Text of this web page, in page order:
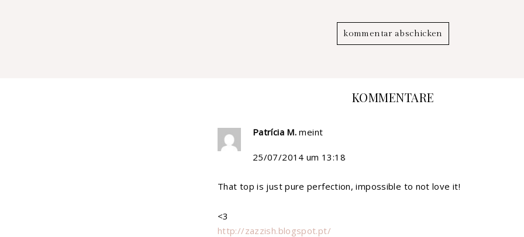
KOMMENTARE
Patrícia M. meint
25/07/2014 um 13:18
That top is just pure perfection, impossible to not love it!
<3
http://zazzish.blogspot.pt/